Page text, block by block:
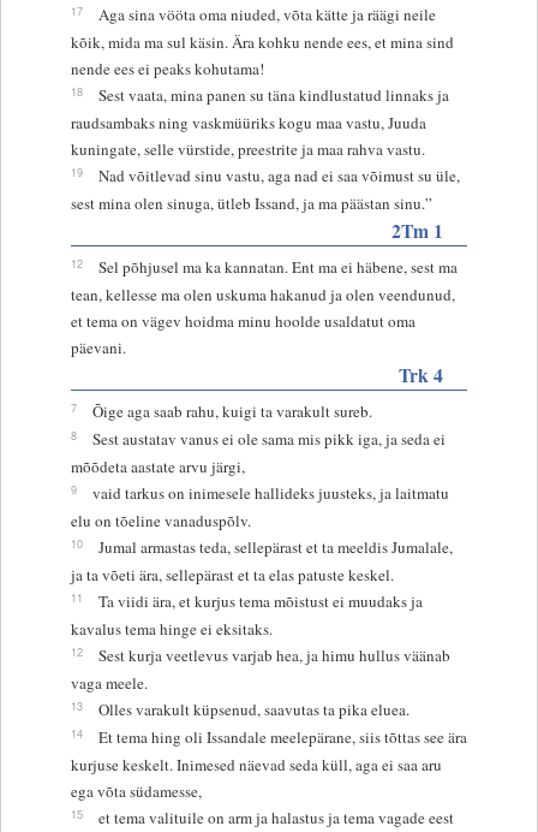
17
Aga sina vööta oma niuded, võta kätte ja räägi neile
kõik, mida ma sul käsin. Ära kohku nende ees, et mina sind
nende ees ei peaks kohutama!
18
Sest vaata, mina panen su täna kindlustatud linnaks ja
raudsambaks ning vaskmüüriks kogu maa vastu, Juuda
kuningate, selle vürstide, preestrite ja maa rahva vastu.
19
Nad võitlevad sinu vastu, aga nad ei saa võimust su üle,
sest mina olen sinuga, ütleb Issand, ja ma päästan sinu.”
2Tm 1
12
Sel põhjusel ma ka kannatan. Ent ma ei häbene, sest ma
tean, kellesse ma olen uskuma hakanud ja olen veendunud,
et tema on vägev hoidma minu hoolde usaldatut oma
päevani.
Trk 4
7 Õige aga saab rahu, kuigi ta varakult sureb.
8
Sest austatav vanus ei ole sama mis pikk iga, ja seda ei
mõõdeta aastate arvu järgi,
9
vaid tarkus on inimesele hallideks juusteks, ja laitmatu
elu on tõeline vanaduspõlv.
10
Jumal armastas teda, sellepärast et ta meeldis Jumalale,
ja ta võeti ära, sellepärast et ta elas patuste keskel.
11
Ta viidi ära, et kurjus tema mõistust ei muudaks ja
kavalus tema hinge ei eksitaks.
12
Sest kurja veetlevus varjab hea, ja himu hullus väänab
vaga meele.
13 Olles varakult küpsenud, saavutas ta pika eluea.
14
Et tema hing oli Issandale meelepärane, siis tõttas see ära
kurjuse keskelt. Inimesed näevad seda küll, aga ei saa aru
ega võta südamesse,
15
et tema valituile on arm ja halastus ja tema vagade eest